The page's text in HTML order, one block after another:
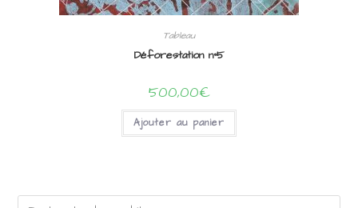
Tableau
Déforestation n°5
500,00€
Ajouter au panier